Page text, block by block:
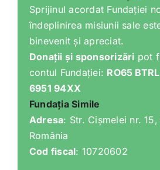
Sprijinul acordat Fundației
îndeplinirea misiunii sale
binevenit și apreciat.
Donații și sponsorizări pot
contul Fundației: RO65
6951 94XX
Fundația Simile
Adresa: Str. Cișmelei nr.
România
Cod fiscal: 10720602